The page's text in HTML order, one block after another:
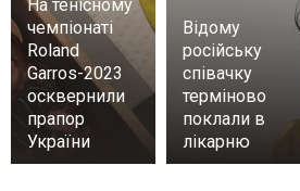
На тенісному
чемпіонаті
Roland
Garros-2023
осквернили
прапор
України
Відому
російську
співачку
терміново
поклали в
лікарню